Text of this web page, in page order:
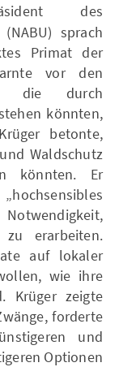
des
sprach
Primat der
vor den
die durch
könnten,
betonte,
Waldschutz
könnten. Er
zu erarbeiten.
auf lokaler
wie ihre
Krüger zeigte
forderte
und
Optionen.